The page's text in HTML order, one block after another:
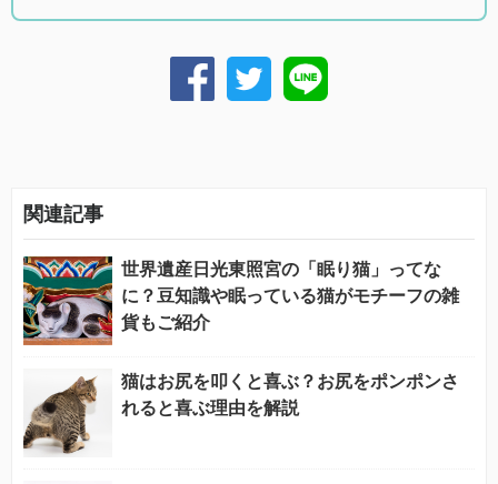
関連記事
世界遺産日光東照宮の「眠り猫」ってな
に？豆知識や眠っている猫がモチーフの雑
貨もご紹介
猫はお尻を叩くと喜ぶ？お尻をポンポンさ
れると喜ぶ理由を解説